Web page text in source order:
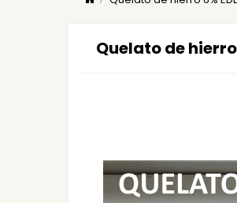
Quelato de hierro